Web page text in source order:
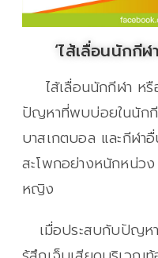
‘ไส้เลื่อนนักกี
ไส้เลื่อนนักกีฬา ห
ปัญหาที่พบบ่อยในนัก
บาสเกตบอล และกีฬา
สะโพกอย่างหนักหน่ว
หญิง
เมื่อประสบกับปัญหา